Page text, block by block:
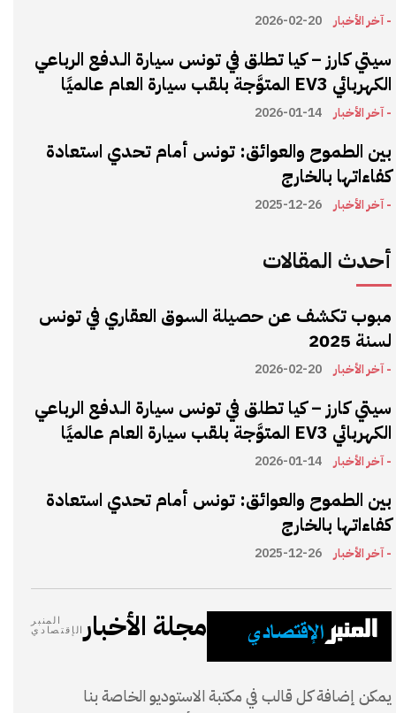
- آخر الأخبار 2026-02-20
سيتي كارز – كيا تطلق في تونس سيارة الـدفع الرباعي
الكهربائي EV3 المتوَّجة بلقب سيارة العام عالميًا
- آخر الأخبار 2026-01-14
بين الطموح والعوائق: تونس أمام تحدي استعادة
كفاءاتها بالخارج
- آخر الأخبار 2025-12-26
أحدث المقالات
مبوب تكشف عن حصيلة السوق العقاري في تونس
لسنة 2025
- آخر الأخبار 2026-02-20
سيتي كارز – كيا تطلق في تونس سيارة الـدفع الرباعي
الكهربائي EV3 المتوَّجة بلقب سيارة العام عالميًا
- آخر الأخبار 2026-01-14
بين الطموح والعوائق: تونس أمام تحدي استعادة
كفاءاتها بالخارج
- آخر الأخبار 2025-12-26
مجلة الأخبار
المنبر
الإقتصادي
يمكن إضافة كل قالب في مكتبة الاستوديو الخاصة بنا